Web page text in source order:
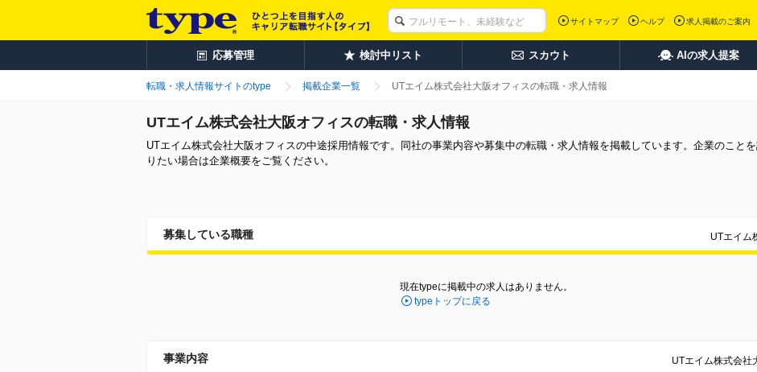
サイトマップ ヘルプ 求人掲載のご案内
応募管理 検討中リスト スカウト AIの求人提案
転職・求人情報サイトのtype 掲載企業一覧 UTエイム株式会社大阪オフィスの転職・求人情報
UTエイム株式会社大阪オフィスの転職・求人情報
UTエイム株式会社大阪オフィスの中途採用情報です。同社の事業内容や募集中の転職・求人情報を掲載しています。企業のこと
りたい場合は企業概要をご覧ください。
募集している職種 UTエイム
現在typeに掲載中の求人はありません。
typeトップに戻る
事業内容 UTエイム株式会社